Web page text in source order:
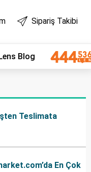
Sipariş Takibi
Blog
Teslimata
En Çok